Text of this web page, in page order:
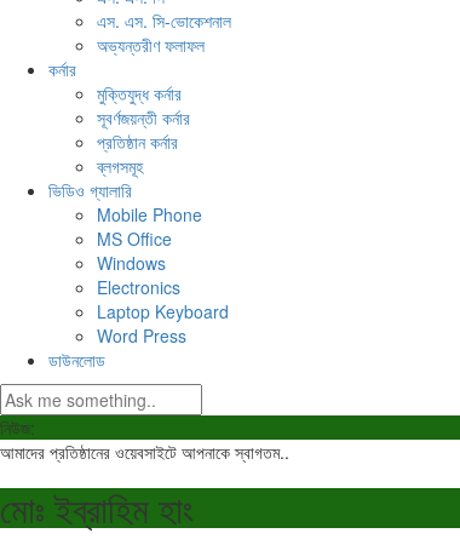
এস. এস. সি-ভোকেশনাল
অভ্যন্তরীণ ফলাফল
কর্নার
মুক্তিযুদ্ধ কর্নার
সূবর্ণজয়ন্তী কর্নার
প্রতিষ্ঠান কর্নার
ব্লগসমূহ
ভিডিও গ্যালারি
Mobile Phone
MS Office
Windows
Electronics
Laptop Keyboard
Word Press
ডাউনলোড
নিউজ:
আমাদের প্রতিষ্ঠানের ওয়েবসাইটে আপনাকে স্বাগতম..
মোঃ ইব্রাহিম হাং